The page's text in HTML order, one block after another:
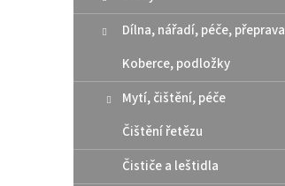
Dílna, nářadí, péče, přeprava
Koberce, podložky
Mytí, čištění, péče
Čištění řetězu
Čističe a leštidla